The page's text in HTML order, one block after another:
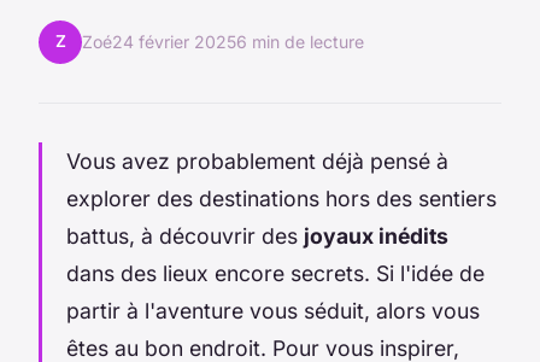
Z Zoé24 février 20256 min de lecture
Vous avez probablement déjà pensé à
explorer des destinations hors des sentiers
battus, à découvrir des joyaux inédits
dans des lieux encore secrets. Si l'idée de
partir à l'aventure vous séduit, alors vous
êtes au bon endroit. Pour vous inspirer,